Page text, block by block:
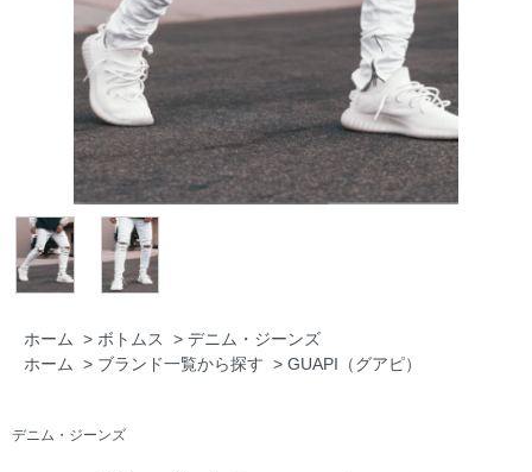
ホーム > ボトムス > デニム・ジーンズ
ホーム
> ブランド一覧から探す > GUAPI（グアピ）
デニム・ジーンズ